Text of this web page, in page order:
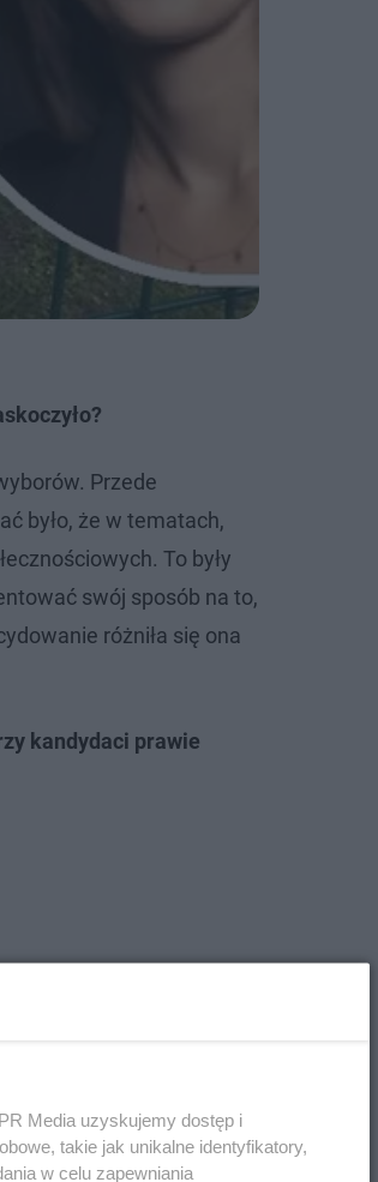
Przede
było, że w tematach,
To były
swój sposób na to,
różniła się ona
kandydaci prawie
Media uzyskujemy dostęp i
takie jak unikalne identyfikatory,
w celu zapewniania